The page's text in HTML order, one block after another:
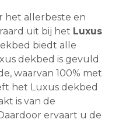
het allerbeste en
uit bij het Luxus
biedt alle
dekbed is gevuld
waarvan 100% met
het Luxus dekbed
is van de
ervaart u de